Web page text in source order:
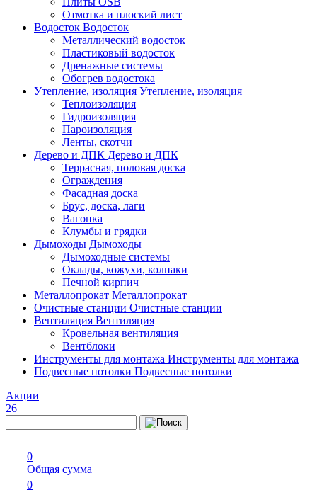
Отмотка и плоский лист
Водосток Водосток
Металлический водосток
Пластиковый водосток
Дренажные системы
Обогрев водостока
Утепление, изоляция Утепление, изоляция
Теплоизоляция
Гидроизоляция
Пароизоляция
Ленты, скотчи
Дерево и ДПК Дерево и ДПК
Террасная, половая доска
Ограждения
Фасадная доска
Брус, доска, лаги
Вагонка
Клумбы и грядки
Дымоходы Дымоходы
Дымоходные системы
Оклады, кожухи, колпаки
Печной кирпич
Металлопрокат Металлопрокат
Очистные станции Очистные станции
Вентиляция Вентиляция
Кровельная вентиляция
Вентблоки
Инструменты для монтажа Инструменты для монтажа
Подвесные потолки Подвесные потолки
Акции
26
0
Общая сумма
0